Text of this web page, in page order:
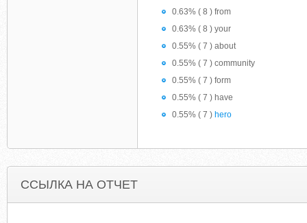
0.63% ( 8 ) from
0.63% ( 8 ) your
0.55% ( 7 ) about
0.55% ( 7 ) community
0.55% ( 7 ) form
0.55% ( 7 ) have
0.55% ( 7 ) hero
ССЫЛКА НА ОТЧЕТ